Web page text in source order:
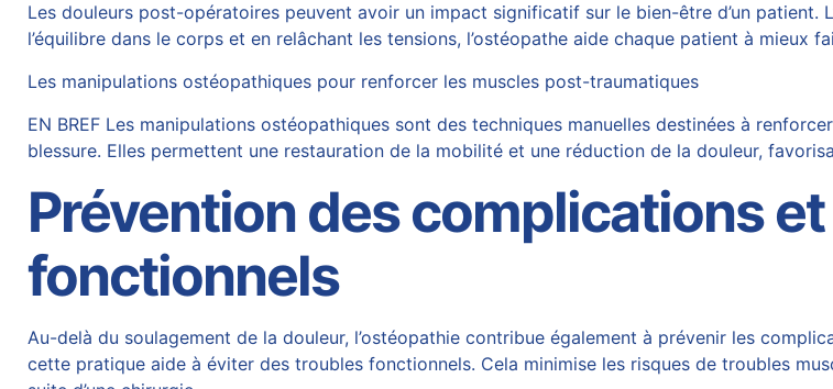
Les douleurs post-opératoires peuvent avoir un impact significatif sur le bien-être d’un patient.
l’équilibre dans le corps et en relâchant les tensions, l’ostéopathe aide chaque patient à mieux
Les manipulations ostéopathiques pour renforcer les muscles post-traumatiques
EN BREF Les manipulations ostéopathiques sont des techniques manuelles destinées à
blessure. Elles permettent une restauration de la mobilité et une réduction de la douleur,
Prévention des complications
fonctionnels
Au-delà du soulagement de la douleur, l’ostéopathie contribue également à prévenir les
cette pratique aide à éviter des troubles fonctionnels. Cela minimise les risques de troubles